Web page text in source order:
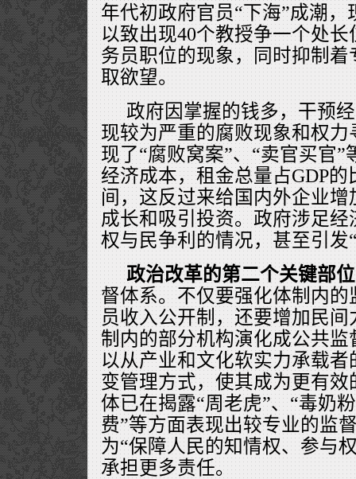
年代初政府官员“下海”成潮
以致出现40个教授争一个处
务员职位的现象，同时抑制
取欲望。
政府因掌握的钱多，干预
现较为严重的腐败现象和权
现了“腐败窝案”、“卖官买官
经济成本，租金总量占GDP的
间，这反过来给国内外企业
成长和吸引投资。政府涉足
权与民争利的情况，甚至引发
政治改革的第二个关键部位
督体系。不仅要强化体制内
员收入公开制，还要增加民
制内的部分机构演化成公共
以从产业和文化软实力承载
变管理方式，使其成为更有效
体已在揭露“周老虎”、“毒奶
费”等方面表现出较专业的监
为“保障人民的知情权、参与
承担更多责任。